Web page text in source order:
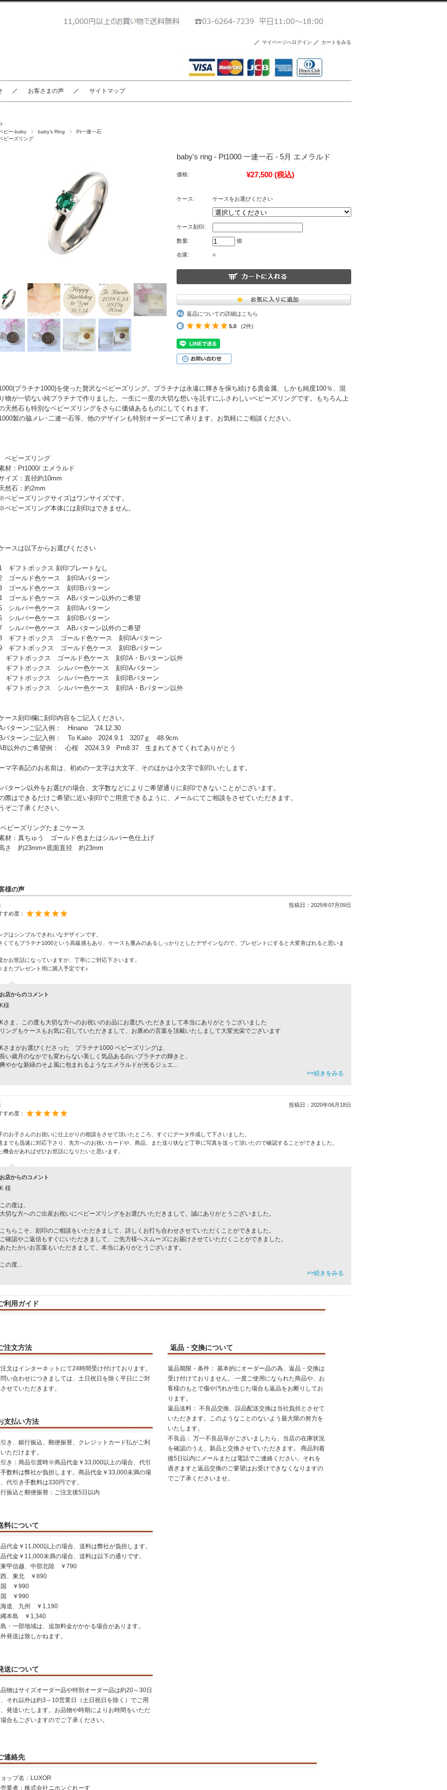
マイページへログイン カートをみる
お客さまの声 サイトマップ
ビー-baby
baby's Ring
Pt一連一石
ビーズリング
baby's ring - Pt1000 一連一石 - 5月 エメラルド
価格: ¥27,500 (税込)
ケース: ケースをお選びください
ケース刻印:
数量: 個
在庫: ○
返品についての詳細はこちら
5.0 (2件)
プラチナ1000)を使った贅沢なベビーズリング。プラチナは永遠に輝きを保ち続ける貴金属、しかも純度100％、混
物が一切ない純プラチナで作りました。一生に一度の大切な想いを託すにふさわしいベビーズリングです。もちろん上
天然石も特別なベビーズリングをさらに価値あるものにしてくれます。
製の脇メレ･二連一石等、他のデザインも特別オーダーにて承ります。お気軽にご相談ください。
ビーズリング
材：Pt1000/ エメラルド
イズ：直径約10mm
然石：約2mm
ビーズリングサイズはワンサイズです。
ビーズリング本体には刻印はできません。
ースは以下からお選びください
ギフトボックス 刻印プレートなし
ゴールド色ケース 刻印Aパターン
ゴールド色ケース 刻印Bパターン
ゴールド色ケース ABパターン以外のご希望
シルバー色ケース 刻印Aパターン
シルバー色ケース 刻印Bパターン
シルバー色ケース ABパターン以外のご希望
ギフトボックス ゴールド色ケース 刻印Aパターン
ギフトボックス ゴールド色ケース 刻印Bパターン
ギフトボックス ゴールド色ケース 刻印A・Bパターン以外
ギフトボックス シルバー色ケース 刻印Aパターン
ギフトボックス シルバー色ケース 刻印Bパターン
ギフトボックス シルバー色ケース 刻印A・Bパターン以外
ース刻印欄に刻印内容をご記入ください。
ターンご記入例： Hinano ’24.12.30
ターンご記入例： To Kaito 2024.9.1 3207ｇ 48.9cm
以外のご希望例： 心桜 2024.3.9 Pm8:37 生まれてきてくれてありがとう
マ字表記のお名前は、初めの一文字は大文字、そのほかは小文字で刻印いたします。
ターン以外をお選びの場合、文字数などによりご希望通りに刻印できないことがございます。
際はできるだけご希望に近い刻印でご用意できるように、メールにてご相談をさせていただきます。
ぞご了承ください。
ビーズリングたまごケース
材：真ちゅう ゴールド色またはシルバー色仕上げ
さ 約23mm×底面直径 約23mm
様の声
投稿日： 2025年07月09日
すめ度：
グはシンプルできれいなデザインです。
くてもプラチナ1000という高級感もあり、ケースも重みのあるしっかりとしたデザインなので、プレゼントにすると大変喜ばれると思いま
かお世話になっていますが、丁寧にご対応下さいます。
またプレゼント用に購入予定です♪
お店からのコメント
K様
Kさま、この度も大切な方へのお祝いのお品にお選びいただきまして本当にありがとうございました
リングもケースもお気に召していただきまして、お褒めの言葉を頂戴いたしまして大変光栄でございます
Kさまがお選びくださった プラチナ1000 ベビーズリングは、
長い歳月のなかでも変わらない美しく気品ある白いプラチナの輝きと、
爽やかな新緑のそよ風に包まれるようなエメラルドが光るジュエ...
>>続きをみる
投稿日： 2020年06月18日
すめ度：
のお子さんのお祝いに仕上がりの相談をさせて頂いたところ、すぐにデータ作成して下さいました。
までも迅速に対応下さり、先方へのお祝いカードや、商品、また送り状など丁寧に写真を送って頂いたので確認することができました。
機会があればぜひお世話になりたいと思います。
お店からのコメント
K 様
この度は、
大切な方へのご出産お祝いにベビーズリングをお選びいただきまして、誠にありがとうございました。
こちらこそ、刻印のご相談をいただきまして、詳しくお打ち合わせさせていただくことができました。
ご確認やご返信もすぐにいただきまして、ご先方様へスムーズにお届けさせていただくことができました。
あたたかいお言葉もいただきまして、本当にありがとうございます。
この度...
>>続きをみる
利用ガイド
注文方法
文はインターネットにて24時間受け付けております。
い合わせにつきましては、土日祝日を除く平日にご対
せていただきます。
支払い方法
き、銀行振込、郵便振替、クレジットカード払がご利
ただけます。
き：商品引渡時※商品代金￥33,000以上の場合、代引
手数料は弊社が負担します。商品代金￥33,000未満の場
代引き手数料は330円です。
振込と郵便振替：ご注文後5日以内
料について
代金￥11,000以上の場合、送料は弊社が負担します。
代金￥11,000未満の場合、送料は以下の通りです。
東甲信越、中部北陸 ￥790
西、東北 ￥890
国 ￥990
国 ￥990
道、九州 ￥1,190
縄本島 ￥1,340
・一部地域は、追加料金がかかる場合があります。
発送は致しかねます。
送について
物はサイズオーダー品や特別オーダー品は約20～30日
それ以外は約3～10営業日（土日祝日を除く）でご用
発送いたします。お品物や時期によりお時間をいただ
場合もございますのでご了承ください。
返品・交換について
返品期限・条件： 基本的にオーダー品の為、返品・交換は
受け付けておりません。 一度ご使用になられた商品や、お
客様のもとで傷や汚れが生じた場合も返品をお断りしてお
ります。
返品送料： 不良品交換、誤品配送交換は当社負担とさせて
いただきます。このようなことのないよう最大限の努力を
いたします。
不良品： 万一不良品等がございましたら、当店の在庫状況
を確認のうえ、新品と交換させていただきます。 商品到着
後5日以内にメールまたは電話でご連絡ください。それを
過ぎますと返品交換のご要望はお受けできなくなりますの
でご了承くださいませ。
連絡先
ップ名：LUXOR
業者：株式会社ニホンぐれーす